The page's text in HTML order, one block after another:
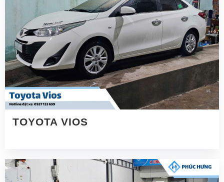
TOYOTA VIOS